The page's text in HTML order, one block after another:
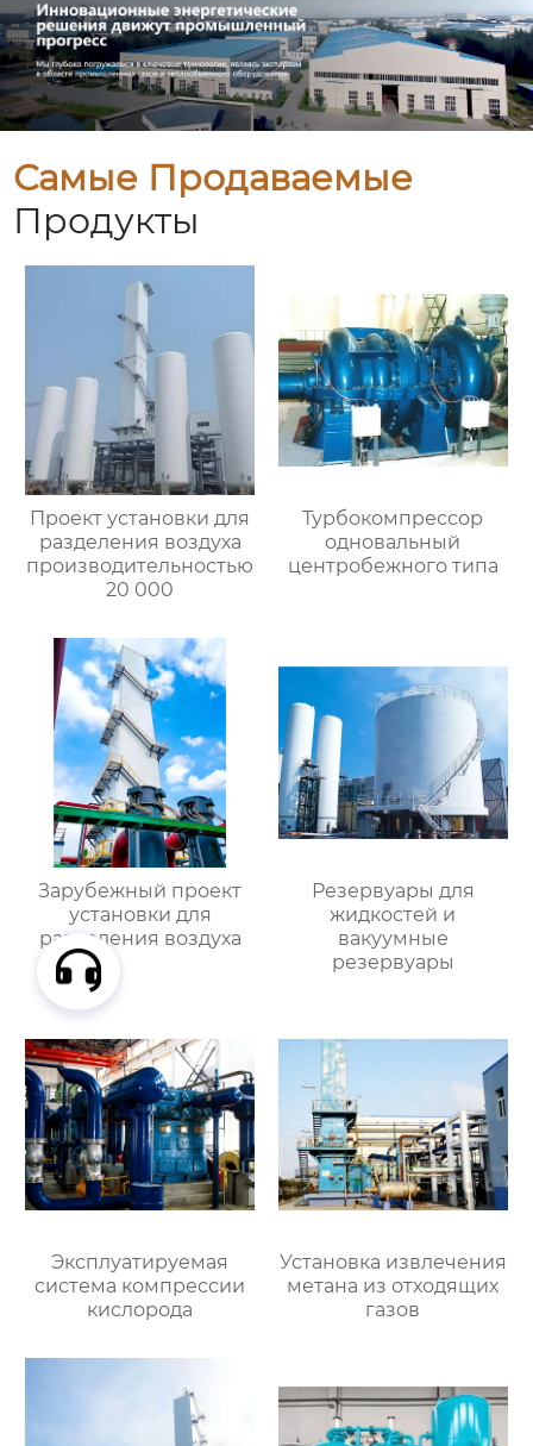
Самые Продаваемые
Продукты
Проект установки для
разделения воздуха
производительностью
20 000
Турбокомпрессор
одновальный
центробежного типа
Зарубежный проект
установки для
разделения воздуха
Резервуары для
жидкостей и
вакуумные
резервуары
Эксплуатируемая
система компрессии
кислорода
Установка извлечения
метана из отходящих
газов